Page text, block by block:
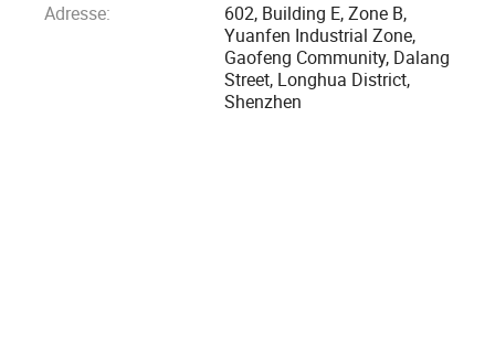
Adresse:
602, Building E, Zone B,
Yuanfen Industrial Zone,
Gaofeng Community, Dalang
Street, Longhua District,
Shenzhen